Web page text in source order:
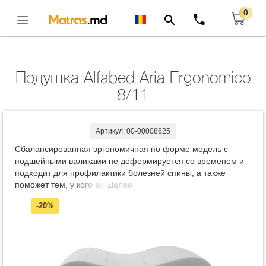
0
8/11
Артикул: 00-00008625
Сбалансированная эргономичная по форме модель с
подшейными валиками не деформируется со временем и
подходит для профилактики болезней спины, а также
поможет тем, у кого есть проблемы с шейным отделом
позвоночника, улучшит общее самочувствие.
Технологичные отверстия обеспечивают оптимальный
позвоночника спящего. Высота валиков у подушки 8 и 11
см. рекомендуется для людей с размером одежды XS/M,
Далее
-20%